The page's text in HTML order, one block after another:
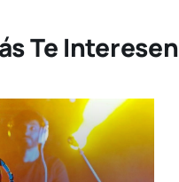
Te Interesen